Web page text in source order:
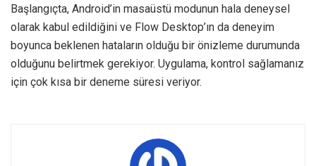
Başlangıçta, Android’in masaüstü modunun hala deneysel
olarak kabul edildiğini ve Flow Desktop’ın da deneyim
boyunca beklenen hataların olduğu bir önizleme durumunda
olduğunu belirtmek gerekiyor. Uygulama, kontrol sağlamanız
için çok kısa bir deneme süresi veriyor.